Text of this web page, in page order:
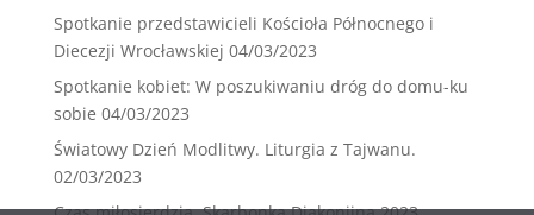
Spotkanie przedstawicieli Kościoła Północnego i
Diecezji Wrocławskiej 04/03/2023
Spotkanie kobiet: W poszukiwaniu dróg do domu-ku
sobie 04/03/2023
Światowy Dzień Modlitwy. Liturgia z Tajwanu.
02/03/2023